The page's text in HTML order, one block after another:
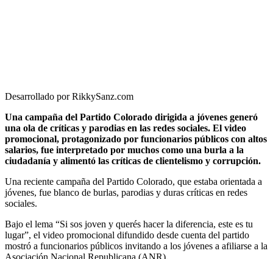
Desarrollado por RikkySanz.com
Una campaña del Partido Colorado dirigida a jóvenes generó
una ola de críticas y parodias en las redes sociales. El video
promocional, protagonizado por funcionarios públicos con altos
salarios, fue interpretado por muchos como una burla a la
ciudadanía y alimentó las críticas de clientelismo y corrupción.
Una reciente campaña del Partido Colorado, que estaba orientada a
jóvenes, fue blanco de burlas, parodias y duras críticas en redes
sociales.
Bajo el lema “Si sos joven y querés hacer la diferencia, este es tu
lugar”, el video promocional difundido desde cuenta del partido
mostró a funcionarios públicos invitando a los jóvenes a afiliarse a la
Asociación Nacional Republicana (ANR).